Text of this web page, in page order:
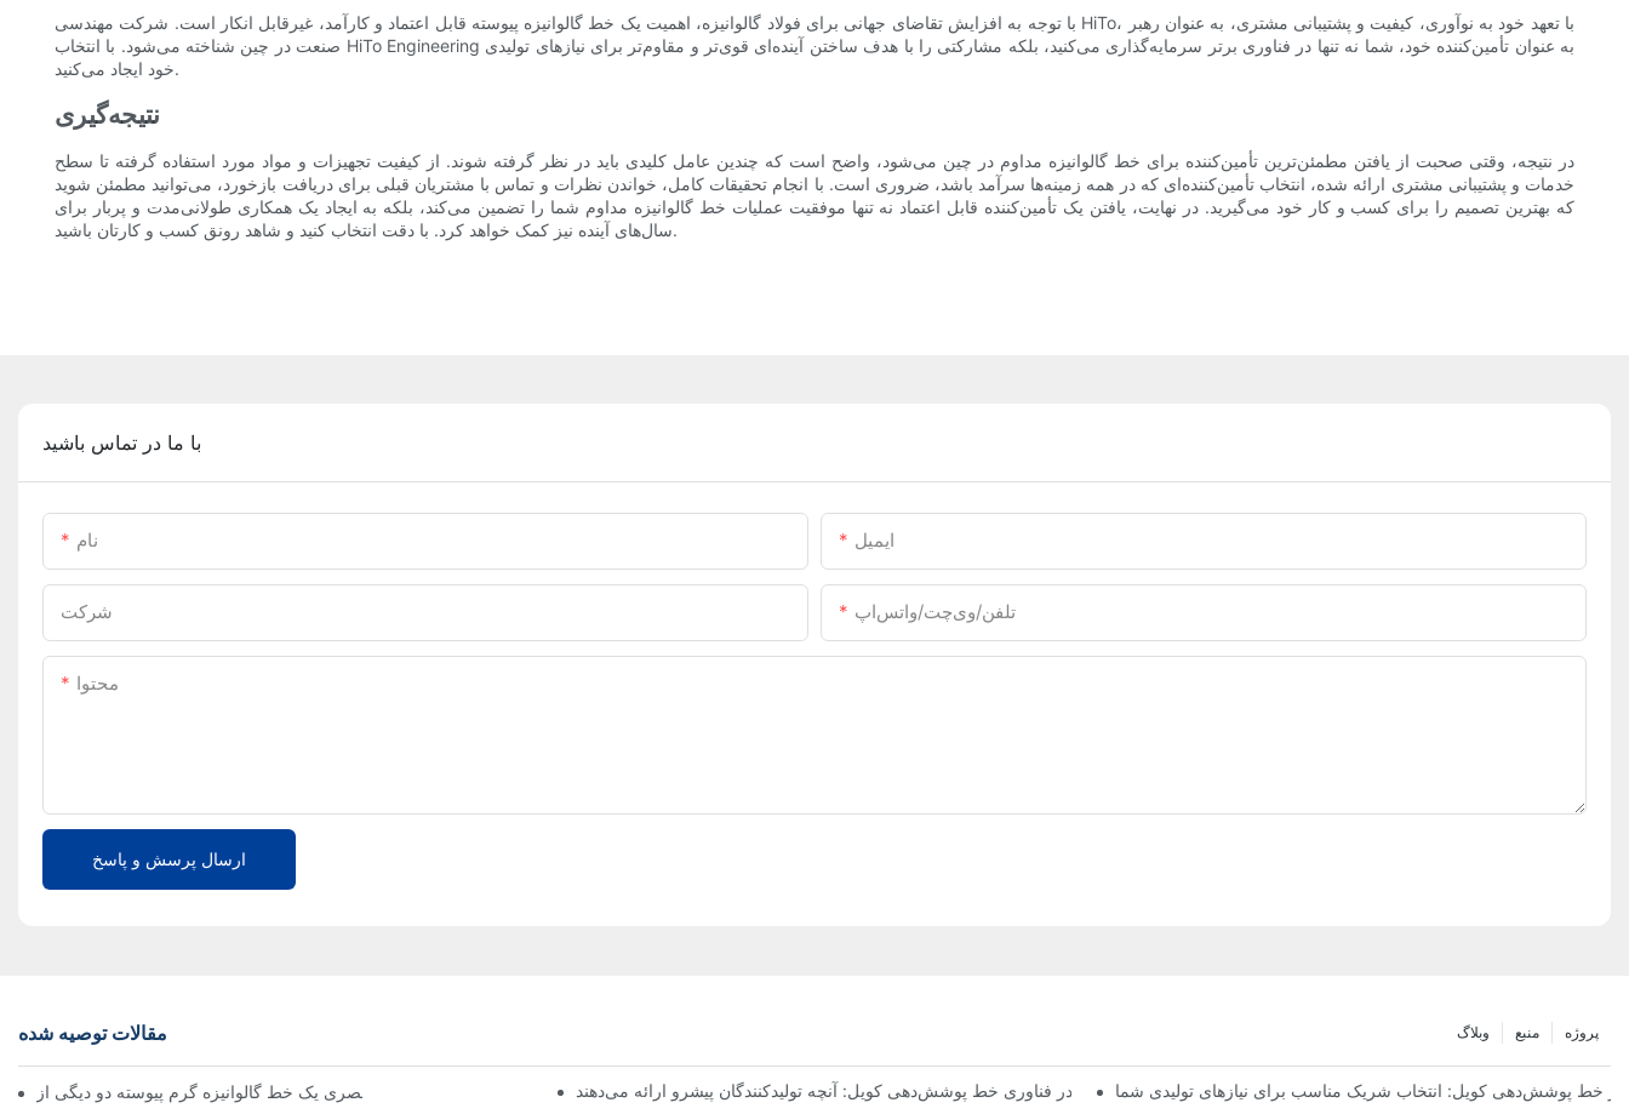
با توجه به افزایش تقاضای جهانی برای فولاد گالوانیزه، اهمیت یک خط گالوانیزه پیوسته قابل اعتماد و کارآمد، غیرقابل انکار است. شرکت مهندسی HiTo، با تعهد خود به نوآوری، کیفیت و پشتیبانی مشتری، به عنوان رهبر
صنعت در چین شناخته می‌شود. با انتخاب HiTo Engineering به عنوان تأمین‌کننده خود، شما نه تنها در فناوری برتر سرمایه‌گذاری می‌کنید، بلکه مشارکتی را با هدف ساختن آینده‌ای قوی‌تر و مقاوم‌تر برای نیازهای تولیدی
خود ایجاد می‌کنید.
نتیجه‌گیری
در نتیجه، وقتی صحبت از یافتن مطمئن‌ترین تأمین‌کننده برای خط گالوانیزه مداوم در چین می‌شود، واضح است که چندین عامل کلیدی باید در نظر گرفته شوند. از کیفیت تجهیزات و مواد مورد استفاده گرفته تا سطح
خدمات و پشتیبانی مشتری ارائه شده، انتخاب تأمین‌کننده‌ای که در همه زمینه‌ها سرآمد باشد، ضروری است. با انجام تحقیقات کامل، خواندن نظرات و تماس با مشتریان قبلی برای دریافت بازخورد، می‌توانید مطمئن شوید
که بهترین تصمیم را برای کسب و کار خود می‌گیرید. در نهایت، یافتن یک تأمین‌کننده قابل اعتماد نه تنها موفقیت عملیات خط گالوانیزه مداوم شما را تضمین می‌کند، بلکه به ایجاد یک همکاری طولانی‌مدت و پربار برای
سال‌های آینده نیز کمک خواهد کرد. با دقت انتخاب کنید و شاهد رونق کسب و کارتان باشید.
با ما در تماس باشید
نام ایمیل
شرکت تلفن/وی‌چت/واتس‌اپ
محتوا
ارسال پرسش و پاسخ
مقالات توصیه شده پروژه منبع وبلاگ
تبریک! مشتری مصری یک خط گالوانیزه گرم پیوسته دو دیگی از HiTo Engineering سفارش داد.
نوآوری‌ها در فناوری خط پوشش‌دهی کویل: آنچه تولیدکنندگان پیشرو ارائه می‌دهندبرتر خط پوشش‌دهی کویل: انتخاب شریک مناسب برای نیازهای تولیدی شما